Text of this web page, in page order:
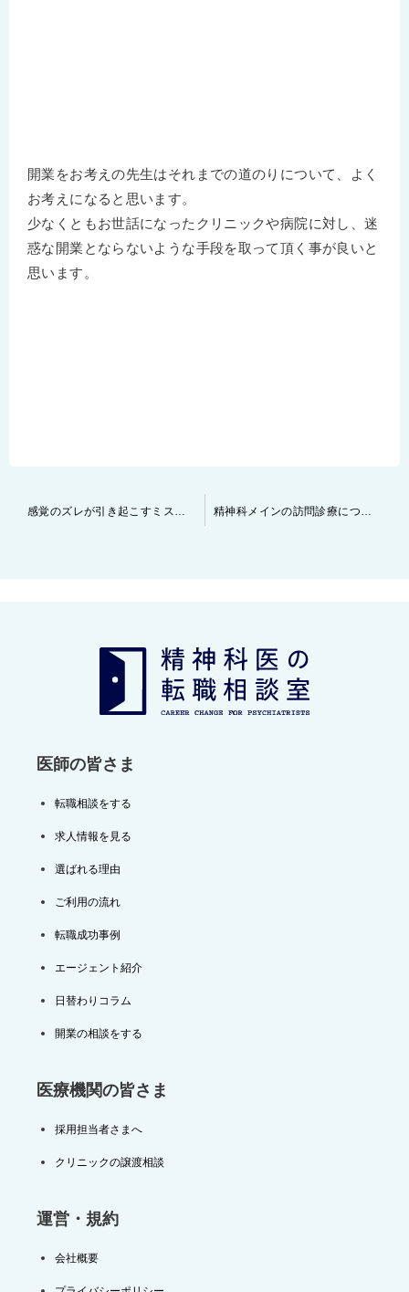
開業をお考えの先生はそれまでの道のりについて、よく
お考えになると思います。
少なくともお世話になったクリニックや病院に対し、迷
惑な開業とならないような手段を取って頂く事が良いと
思います。
感覚のズレが引き起こすミスマッチに注意です。 精神科メインの訪問診療について
医師の皆さま
転職相談をする
求人情報を見る
選ばれる理由
ご利用の流れ
転職成功事例
エージェント紹介
日替わりコラム
開業の相談をする
医療機関の皆さま
採用担当者さまへ
クリニックの譲渡相談
運営・規約
会社概要